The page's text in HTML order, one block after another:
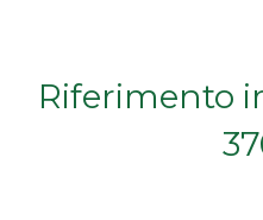
Riferimento
1